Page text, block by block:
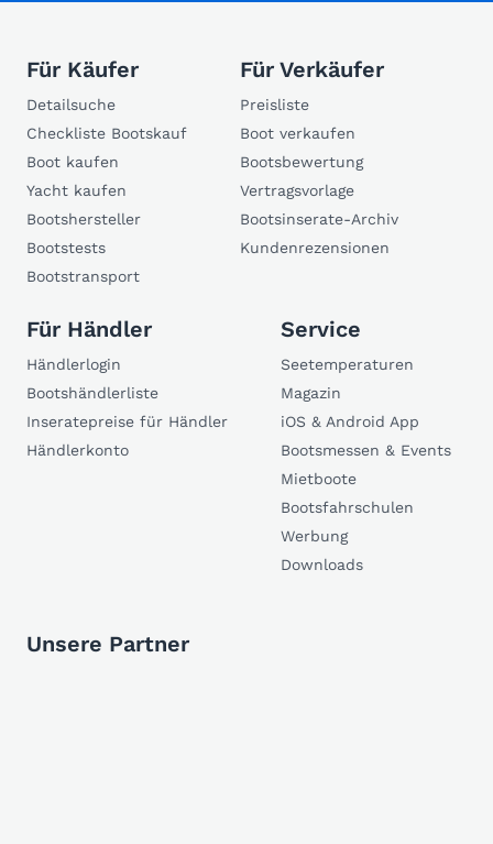
Für Käufer
Detailsuche
Checkliste Bootskauf
Boot kaufen
Yacht kaufen
Bootshersteller
Bootstests
Bootstransport
Für Verkäufer
Preisliste
Boot verkaufen
Bootsbewertung
Vertragsvorlage
Bootsinserate-Archiv
Kundenrezensionen
Für Händler
Händlerlogin
Bootshändlerliste
Inseratepreise für Händler
Händlerkonto
Service
Seetemperaturen
Magazin
iOS & Android App
Bootsmessen & Events
Mietboote
Bootsfahrschulen
Werbung
Downloads
Unsere Partner